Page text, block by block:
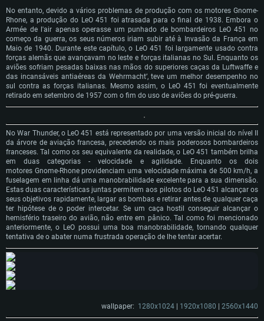
No entanto, devido a vários problemas de produção com os motores Gnome-
Rhone, a produção do LeO 451 foi atrasada para o final de 1938. Embora o
Armée de l'air apenas operasse um punhado de bombardeiros LeO 451 no
começo da guerra, os seus números iriam subir até à Invasão da França em
Maio de 1940. Durante este capítulo, o LeO 451 foi largamente usado contra
forças alemãs que avançavam no leste e forças italianas no Sul. Enquanto os
aviões sofriam pesadas baixas nas mãos do superiores caças da Luftwaffe e
das incansáveis antiaéreas da Wehrmacht’, teve um melhor desempenho no
sul contra as forças italianas. Mesmo assim, o LeO 451 foi eventualmente
retirado em setembro de 1957 com o fim do uso de aviões do pré-guerra.
No War Thunder, o LeO 451 está representado por uma versão inicial do nível II
da árvore de aviação francesa, precedendo os mais poderosos bombardeiros
franceses. Tal como os seu equivalente da realidade, o LeO 451 também brilha
em duas categorias - velocidade e agilidade. Enquanto os dois
motores Gnome-Rhone providenciam uma velocidade máxima de 500 km/h, a
fuselagem em linha dá uma manobrabilidade excelente para a sua dimensão.
Estas duas características juntas permitem aos pilotos do LeO 451 alcançar os
seus objetivos rapidamente, largar as bombas e retirar antes de qualquer caça
ter hipótese de o poder intercetar. Se um caça hostil conseguir alcançar o
hemisfério traseiro do avião, não entre em pânico. Tal como foi mencionado
anteriormente, o LeO possui uma boa manobrabilidade, tornando qualquer
tentativa de o abater numa frustrada operação de lhe tentar acertar.
wallpaper: 1280x1024 | 1920x1080 | 2560x1440